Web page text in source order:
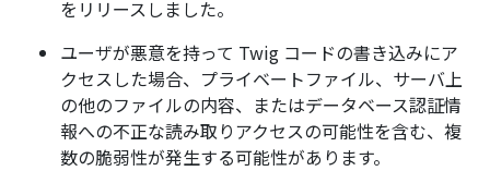
をリリースしました。
ユーザが悪意を持って Twig コードの書き込みにア
クセスした場合、プライベートファイル、サーバ上
の他のファイルの内容、またはデータベース認証情
報への不正な読み取りアクセスの可能性を含む、複
数の脆弱性が発生する可能性があります。